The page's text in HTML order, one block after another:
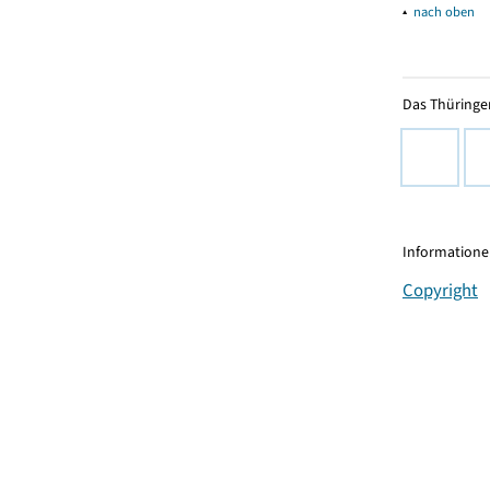
▴ nach oben
Das
Copyright